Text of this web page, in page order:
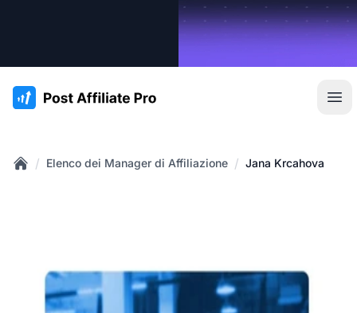
:site.title
/ Elenco dei Manager di Affiliazione / Jana Krcahova